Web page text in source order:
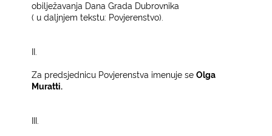
obilježavanja Dana Grada Dubrovnika
( u daljnjem tekstu: Povjerenstvo).
II.
Za predsjednicu Povjerenstva imenuje seOlga
Muratti.
III.